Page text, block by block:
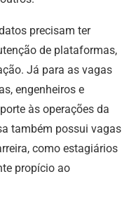
precisam ter
de plataformas,
Já para as vagas
engenheiros e
às operações da
também possui vagas
como estagiários
propício ao